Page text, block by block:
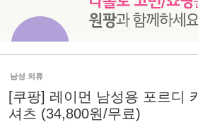
남성 의류
[쿠팡] 레이먼 남성용 포르디
셔츠 (34,800원/무료)